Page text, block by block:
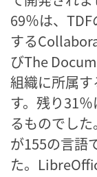
69％は、
する
びThe
組織に所属
す。残り31
るものでし
が155の言語
た。